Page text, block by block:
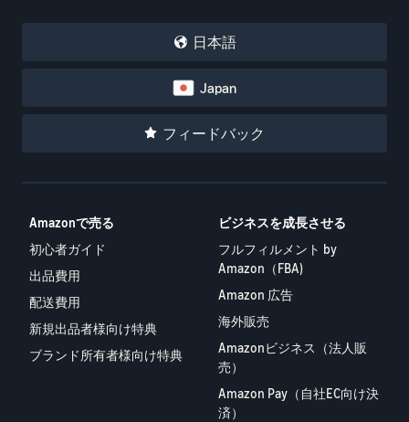
日本語
Japan
フィードバック
Amazonで売る
初心者ガイド
出品費用
配送費用
新規出品者様向け特典
ブランド所有者様向け特典
ビジネスを成長させる
フルフィルメント by
Amazon（FBA)
Amazon 広告
海外販売
Amazonビジネス（法人販
売）
Amazon Pay（自社EC向け決
済）